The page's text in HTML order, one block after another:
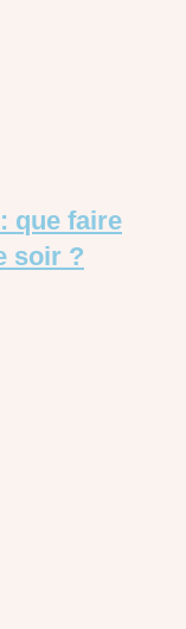
que faire
soir ?